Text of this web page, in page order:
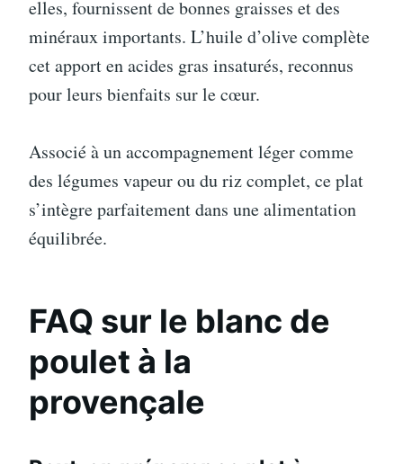
elles, fournissent de bonnes graisses et des
minéraux importants. L’huile d’olive complète
cet apport en acides gras insaturés, reconnus
pour leurs bienfaits sur le cœur.
Associé à un accompagnement léger comme
des légumes vapeur ou du riz complet, ce plat
s’intègre parfaitement dans une alimentation
équilibrée.
FAQ sur le blanc de
poulet à la
provençale